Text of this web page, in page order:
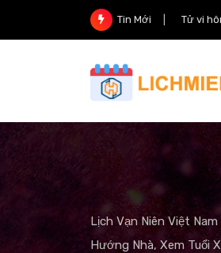
Tin Mới Tử vi
Lịch Vạn Niên Việt
Hướng Nhà, Xem Tuổi